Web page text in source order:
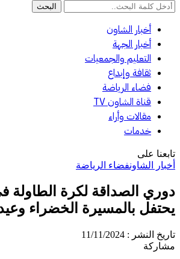
أخبار الشاون
أخبار الجهة
التعليم والجمعيات
ثقافة وإبداع
فضاء الرياضة
قناة الشاون TV
مقالات وأراء
خدمات
تابعنا على
أخبار الشاونفضاء الرياضة
دوري الصداقة لكرة
يحتفل بالمسيرة الخضراء
تاريخ النشر : 11/11/2024
مشاركة